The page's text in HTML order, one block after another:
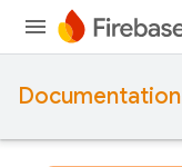
Documentation